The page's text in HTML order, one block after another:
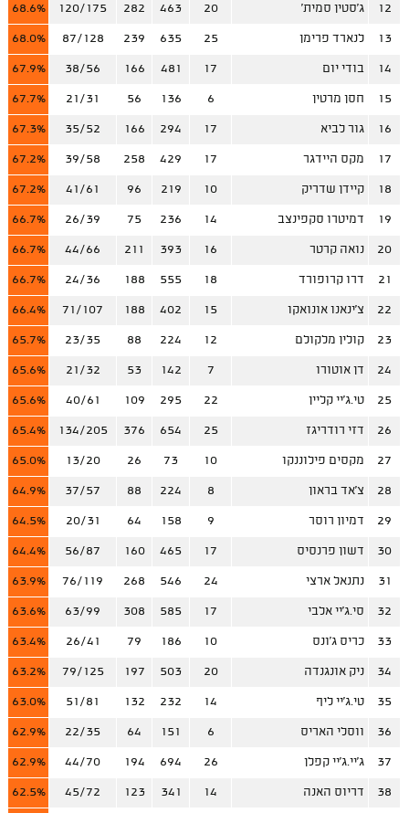
12 ג'סטין סמית' 20
463
282
120/175
68.6%
13 לנארד פרימן 25
635
239
87/128
68.0%
14 בודי יום 17
481
166
38/56
67.9%
15 חסן מרטין 6
136
56
21/31
67.7%
16 גור לביא 17
294
166
35/52
67.3%
17 מקס היידגר 17
429
258
39/58
67.2%
18 קיידן שדריק 10
219
96
41/61
67.2%
19 דמיטרו סקפינצב 14
236
75
26/39
66.7%
20 נואה קרטר 16
393
211
44/66
66.7%
21 דרו קרופורד 18
555
188
24/36
66.7%
22 צ'ינאנו אונואקו 15
402
188
71/107
66.4%
23 קולין מלקולם 12
224
88
23/35
65.7%
24 דן אוטורו 7
142
53
21/32
65.6%
25 טי.ג'יי קליין 22
295
109
40/61
65.6%
26 דזי רודריגז 25
654
376
134/205
65.4%
27 מקסים פילוננקו 10
73
26
13/20
65.0%
28 צ'אד בראון 8
224
88
37/57
64.9%
29 דמיון רוסר 9
158
64
20/31
64.5%
30 דשון פרנסיס 17
465
160
56/87
64.4%
31 נתנאל ארצי 24
546
268
76/119
63.9%
32 סי.ג'יי אלבי 17
585
308
63/99
63.6%
33 כריס ג'ונס 10
186
79
26/41
63.4%
34 ניק אונגנדה 20
503
197
79/125
63.2%
35 טי.ג'יי ליף 14
232
132
51/81
63.0%
36 ווסלי האריס 6
151
64
22/35
62.9%
37 ג'יי.ג'יי קפלן 26
694
194
44/70
62.9%
38 דריוס האנה 14
341
123
45/72
62.5%